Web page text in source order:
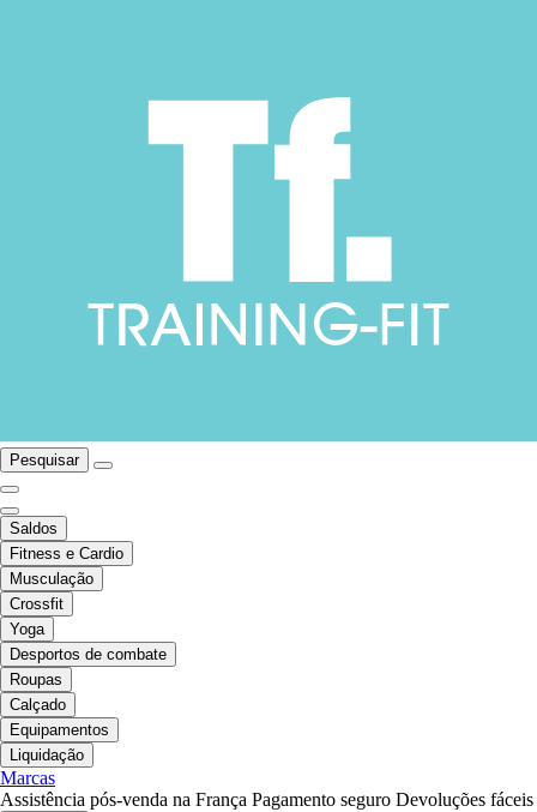
Pesquisar
Saldos
Fitness e Cardio
Musculação
Crossfit
Yoga
Desportos de combate
Roupas
Calçado
Equipamentos
Liquidação
Marcas
Assistência pós-venda na França Pagamento seguro Devoluções fáceis